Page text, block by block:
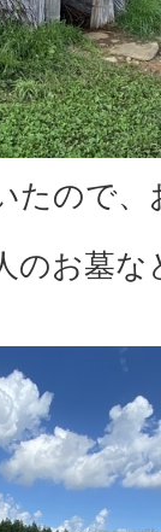
たので
のお墓